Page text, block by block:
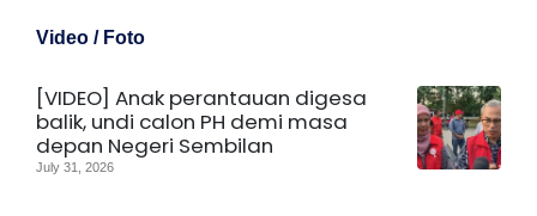
Video / Foto
[VIDEO] Anak perantauan digesa
balik, undi calon PH demi masa
depan Negeri Sembilan
July 31, 2026